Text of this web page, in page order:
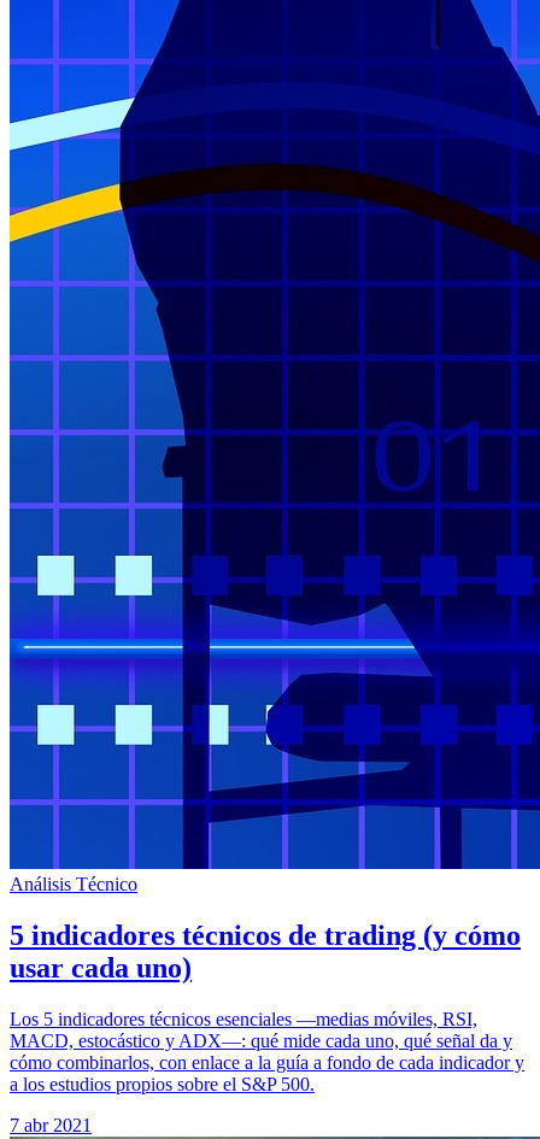
Análisis Técnico
5 indicadores técnicos de trading (y cómo
usar cada uno)
Los 5 indicadores técnicos esenciales —medias móviles, RSI,
MACD, estocástico y ADX—: qué mide cada uno, qué señal da y
cómo combinarlos, con enlace a la guía a fondo de cada indicador y
a los estudios propios sobre el S&P 500.
7 abr 2021